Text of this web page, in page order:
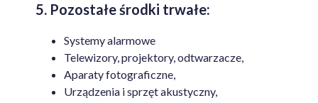
5. Pozostałe środki trwałe:
Systemy alarmowe
Telewizory, projektory, odtwarzacze,
Aparaty fotograficzne,
Urządzenia i sprzęt akustyczny,